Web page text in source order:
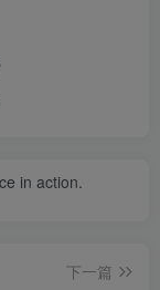
in action.
下一篇